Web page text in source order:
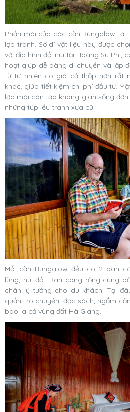
Phần mái của các căn Bungalow tại
lợp tranh. Sở dĩ vật liệu này được
với địa hình đồi núi tại Hoàng Su Phì,
hoạt giúp dễ dàng di chuyển và lắp
từ tự nhiên có giá cả thấp hơn rất
khác, giúp tiết kiệm chi phí đầu tư.
lợp mái còn tạo không gian sống
những túp lều tranh xưa cũ.
Mỗi căn Bungalow đều có 2 ban
lũng, núi đồi. Ban công rộng cùng
chân lý tưởng cho du khách. Tại
quần trò chuyện, đọc sách, ngắm
bao la cả vùng đất Hà Giang.